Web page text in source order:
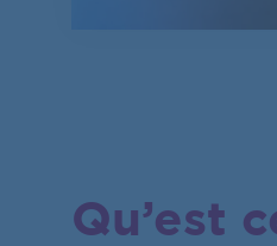
Qu’est